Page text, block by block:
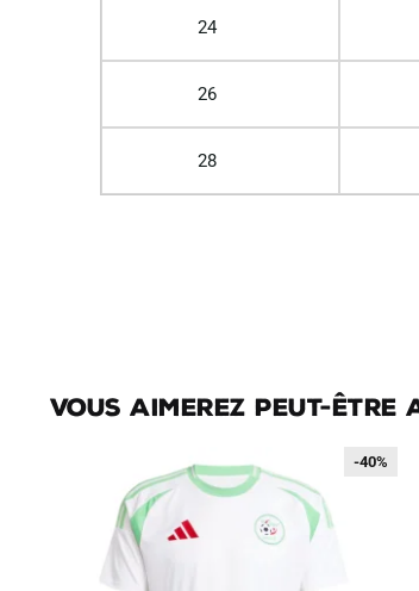
24
26
28
Vous aimerez peut-être
-40%
-40%